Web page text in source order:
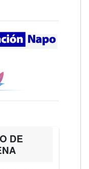
DE